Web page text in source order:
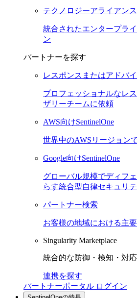
テクノロジーアライアン
統合されたエンタープラ
ン
パートナーを探す
レスポンスまたはアドバ
プロフェッショナルなレ
ザリーチームに依頼
AWS向けSentinelOne
世界中のAWSリージョン
Google向けSentinelOne
グローバル規模でディフ
らす統合型自律セキュリ
パートナー検索
お客様の地域における主
Singularity Marketplace
統合的な防御・検知・対
連携を探す
パートナーポータル ログイン